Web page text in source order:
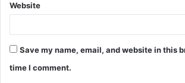
Website
Save my name, email, and website in this
time I comment.